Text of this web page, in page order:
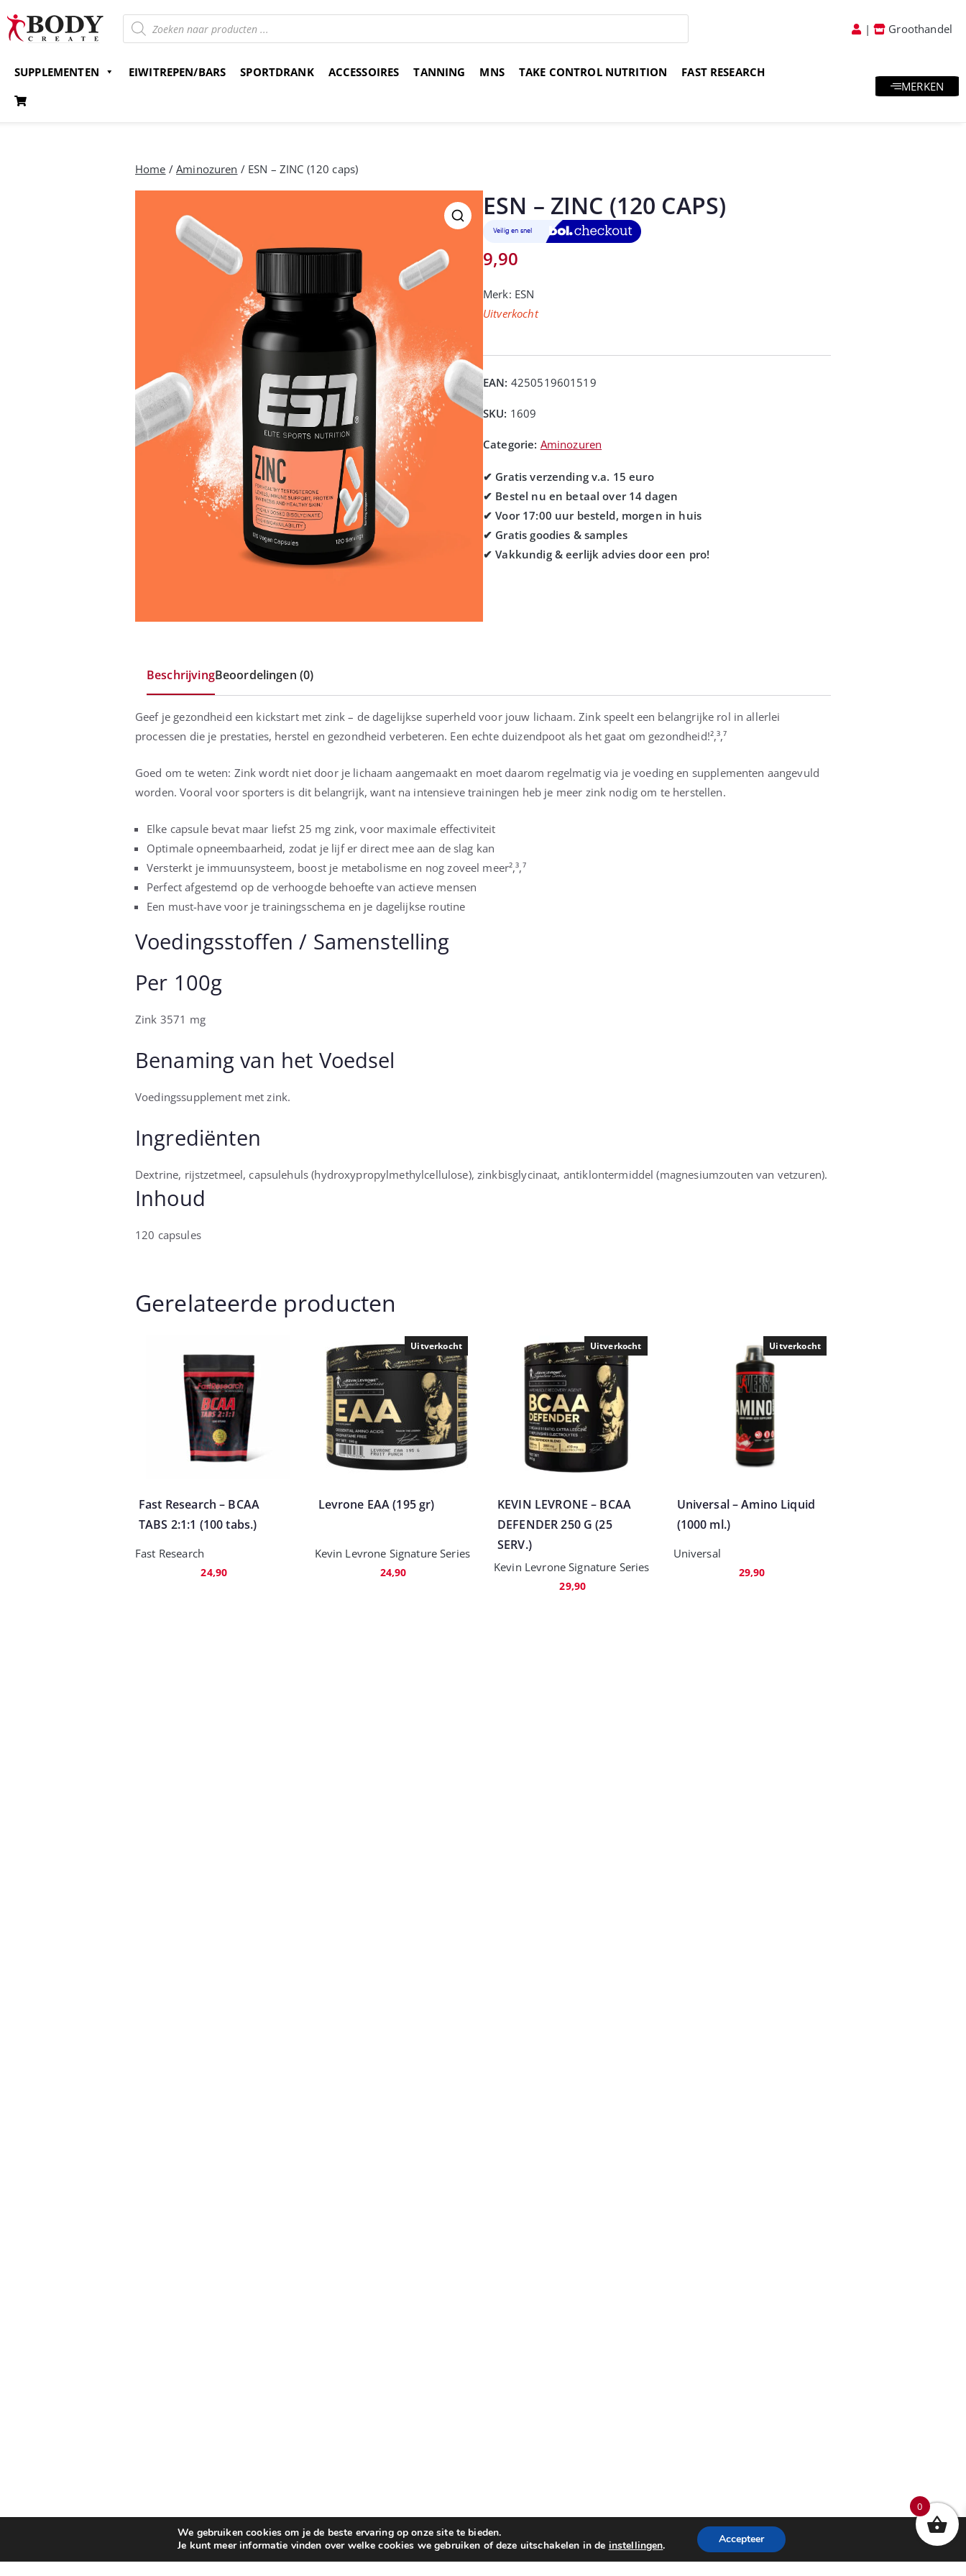
| Groothandel
SUPPLEMENTEN EIWITREPEN/BARS SPORTDRANK ACCESSOIRES TANNING MNS TAKE CONTROL NUTRITION
FAST RESEARCH
MERKEN
Home /Aminozuren / ESN – ZINC (120 caps)
ESN – ZINC (120 CAPS)
9,90
Merk: ESN
Uitverkocht
EAN: 4250519601519
SKU: 1609
Categorie: Aminozuren
BeschrijvingBeoordelingen (0)
Geef je gezondheid een kickstart met zink – de dagelijkse superheld voor jouw lichaam. Zink speelt een belangrijke rol in allerlei
processen die je prestaties, herstel en gezondheid verbeteren. Een echte duizendpoot als het gaat om gezondheid!²,³,⁷
Goed om te weten: Zink wordt niet door je lichaam aangemaakt en moet daarom regelmatig via je voeding en supplementen aangevuld
worden. Vooral voor sporters is dit belangrijk, want na intensieve trainingen heb je meer zink nodig om te herstellen.
Elke capsule bevat maar liefst 25 mg zink, voor maximale effectiviteit
Optimale opneembaarheid, zodat je lijf er direct mee aan de slag kan
Versterkt je immuunsysteem, boost je metabolisme en nog zoveel meer²,³,⁷
Perfect afgestemd op de verhoogde behoefte van actieve mensen
Een must-have voor je trainingsschema en je dagelijkse routine
Voedingsstoffen / Samenstelling
Per 100g
Zink 3571 mg
Benaming van het Voedsel
Voedingssupplement met zink.
Ingrediënten
Dextrine, rĳstzetmeel, capsulehuls (hydroxypropylmethylcellulose), zinkbisglycinaat, antiklontermiddel (magnesiumzouten van vetzuren).
Inhoud
120 capsules
Gerelateerde producten
Fast Research – BCAA
TABS 2:1:1 (100 tabs.)
Fast Research
24,90
Uitverkocht
Levrone EAA (195 gr)
Kevin Levrone Signature Series
24,90
Uitverkocht
KEVIN LEVRONE – BCAA
DEFENDER 250 G (25
SERV.)
Kevin Levrone Signature Series
29,90
Uitverkocht
Universal – Amino Liquid
(1000 ml.)
Universal
29,90
We gebruiken cookies om je de beste ervaring op onze site te bieden.
Je kunt meer informatie vinden over welke cookies we gebruiken of deze uitschakelen in de instellingen. Accepteer
0